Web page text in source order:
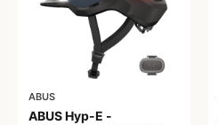
ABUS
ABUS Hyp-E -